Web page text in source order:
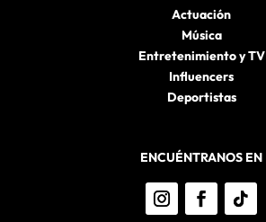
Actuación
Música
Entretenimiento y TV
Influencers
Deportistas
ENCUÉNTRANOS EN